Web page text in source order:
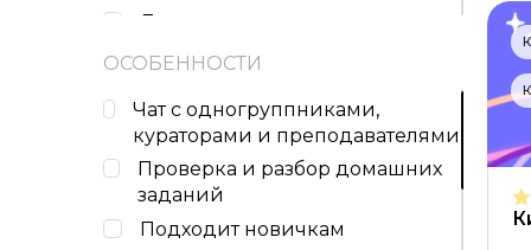
Лекции в записи
Практические интерактивные
ОСОБЕННОСТИ
Чат с одногруппниками,
кураторами и преподавателями
Проверка и разбор домашних
заданий
Подходит новичкам